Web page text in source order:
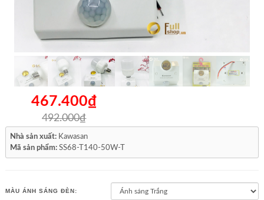
467.400₫
492.000₫
Nhà sản xuất: Kawasan
Mã sản phẩm: SS68-T140-50W-T
MÀU ÁNH SÁNG ĐÈN: